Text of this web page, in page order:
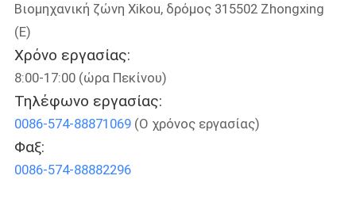
ΠΕΡΊΠΟΥ
ΕΜΕΊΣ
ΓΎΡΟΣ
ΕΡΓΟΣΤΑΣΊΩΝ
ΠΟΙΟΤΙΚΌΣ
Βιομηχανική ζώνη Xikou, δρόμος 315502 Zhongxing
(Ε)
Χρόνο εργασίας:
8:00-17:00 (ώρα Πεκίνου)
Τηλέφωνο εργασίας:
0086-574-88871069(Ο χρόνος εργασίας)
Φαξ:
0086-574-88882296